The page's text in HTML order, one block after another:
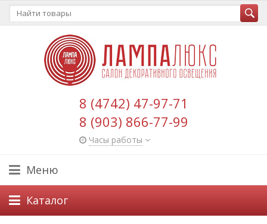
8 (4742) 47-97-71
8 (903) 866-77-99
Часы работы
Меню
Каталог